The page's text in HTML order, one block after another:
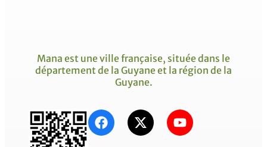
Mana est une ville française, située dans le
département de la Guyane et la région de la
Guyane.